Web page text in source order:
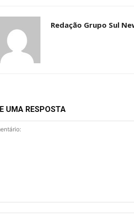
Redação Grupo Sul
UMA RESPOSTA